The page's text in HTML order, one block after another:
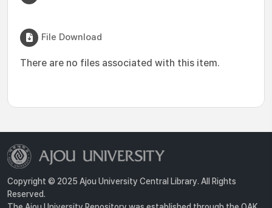
File Download
There are no files associated with this item.
Copyright © 2025 Ajou University Central Library. All Rights
Reserved.